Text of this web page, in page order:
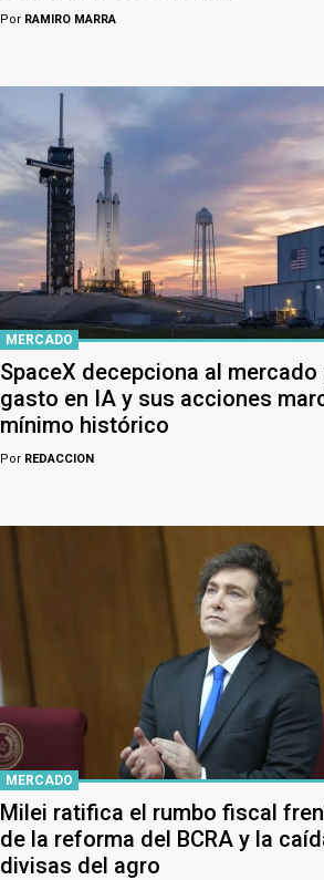
Por RAMIRO MARRA
MERCADO
SpaceX decepciona al
gasto en IA y sus acciones
mínimo histórico
Por REDACCION
MERCADO
Milei ratifica el rumbo fiscal
de la reforma del BCRA y la
divisas del agro